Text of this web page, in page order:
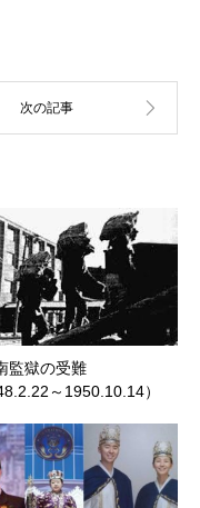
監獄の受難
～1950.10.14）